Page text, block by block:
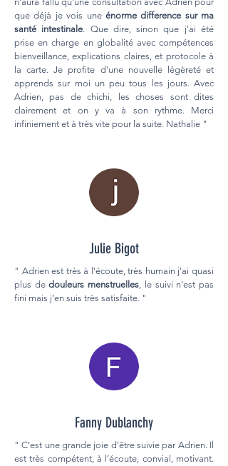
que déjà je vois une énorme difference sur ma
santé intestinale. Que dire, sinon que j'ai été
prise en charge en globalité avec compétences
bienveillance, explications claires, et protocole à
la carte. Je profite d'une nouvelle légèreté et
apprends sur moi un peu tous les jours. Avec
Adrien, pas de chichi, les choses sont dites
clairement et on y va à son rythme. Merci
infiniement et à très vite pour la suite. Nathalie "
Julie Bigot
" Adrien est très à l'écoute, très humain j'ai quasi
plus dedouleurs menstruelles, le suivi n'est pas
fini mais j’en suis très satisfaite. "
Fanny Dublanchy
" C’est une grande joie d’être suivie par Adrien. Il
est très compétent, à l’écoute, convial, motivant.